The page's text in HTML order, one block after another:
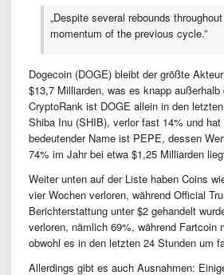
„Despite several rebounds
momentum of the previous cycle.”
Dogecoin (DOGE) bleibt der größte
$13,7 Milliarden, was es knapp
CryptoRank ist DOGE allein in den
Shiba Inu (SHIB), verlor fast 14% und
bedeutender Name ist PEPE, dessen
74% im Jahr bei etwa $1,25 Milliarden
Weiter unten auf der Liste haben Coins
vier Wochen verloren, während Official
Berichterstattung unter $2 gehandelt
verloren, nämlich 69%, während
obwohl es in den letzten 24 Stunden um
Allerdings gibt es auch Ausnahmen: